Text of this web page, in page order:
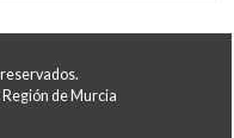
de Murcia